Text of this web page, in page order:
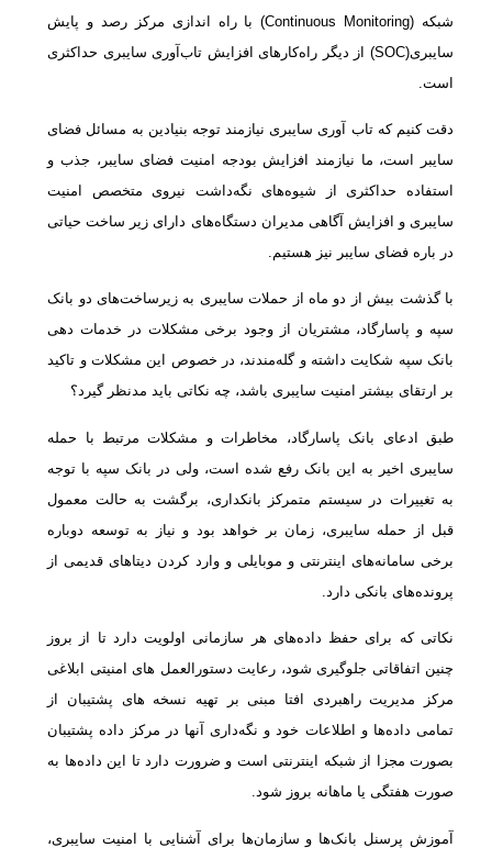
شبکه (Continuous Monitoring) با راه اندازی مرکز رصد و پایش
سایبری(SOC) از دیگر راه‌کارهای افزایش تاب‌آوری سایبری حداکثری
است.
دقت کنیم که تاب آوری سایبری نیازمند توجه بنیادین به مسائل فضای
سایبر است، ما نیازمند افزایش بودجه امنیت فضای سایبر، جذب و
استفاده‌ حداکثری از شیوه‌های نگه‌داشت نیروی متخصص امنیت
سایبری و افزایش آگاهی مدیران دستگاه‌های دارای زیر ساخت حیاتی
در باره فضای سایبر نیز هستیم.
با گذشت بیش از دو ماه از حملات سایبری به زیرساخت‌های دو بانک
‌سپه و پاسارگاد، مشتریان از وجود برخی مشکلات در خدمات دهی
بانک سپه شکایت داشته و گله‌مندند، در خصوص این مشکلات و تاکید
بر ارتقای بیشتر امنیت سایبری باشد، چه نکاتی باید مدنظر گیرد؟
طبق ادعای بانک پاسارگاد، مخاطرات و مشکلات مرتبط با حمله
سایبری اخیر به این بانک رفع شده است، ولی در بانک سپه با توجه
به تغییرات در سیستم متمرکز بانکداری، برگشت به حالت معمول
قبل از حمله سایبری، زمان بر خواهد بود و نیاز به توسعه دوباره
برخی سامانه‌های اینترنتی و موبایلی و وارد کردن دیتاهای قدیمی از
پرونده‌های بانکی دارد.
نکاتی که برای حفظ داده‌های هر سازمانی اولویت دارد تا از بروز
چنین اتفاقاتی جلوگیری شود، رعایت دستورالعمل های امنیتی ابلاغی
مرکز مدیریت راهبردی افتا مبنی بر تهیه نسخه ‎های پشتیبان از
تمامی داده‌ها و اطلاعات خود و نگه‌داری آنها در مرکز داده پشتیبان
بصورت مجزا از شبکه اینترنتی است و ضرورت دارد تا این داده‌ها به
صورت هفتگی یا ماهانه بروز شود.
آموزش پرسنل بانک‌ها و سازمان‌ها برای آشنایی با امنیت سایبری،